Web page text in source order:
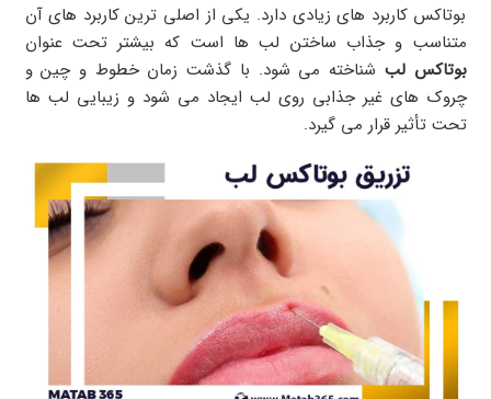
بوتاکس کاربرد های زیادی دارد. یکی از اصلی ترین کاربرد های آن
متناسب و جذاب ساختن لب ها است که بیشتر تحت عنوان
بوتاکس لب شناخته می شود. با گذشت زمان خطوط و چین و
چروک های غیر جذابی روی لب ایجاد می شود و زیبایی لب ها
تحت تأثیر قرار می گیرد.